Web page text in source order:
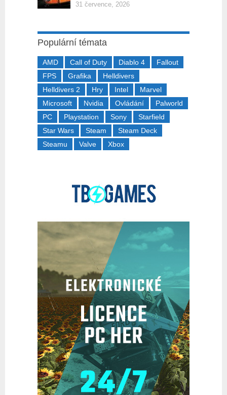
31 července, 2026
Populární témata
AMD Call of Duty Diablo 4
Fallout
FPS
Grafika
Helldivers
Helldivers 2
Hry Intel
Marvel
Microsoft
Nvidia Ovládání
Palworld
PC
Playstation Sony
Starfield
Star Wars
Steam
Steam Deck
Steamu
Valve Xbox